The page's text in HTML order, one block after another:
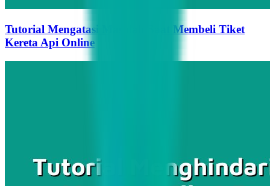
Tutorial Mengatasi Masalah Saat Membeli Tiket
Kereta Api Online